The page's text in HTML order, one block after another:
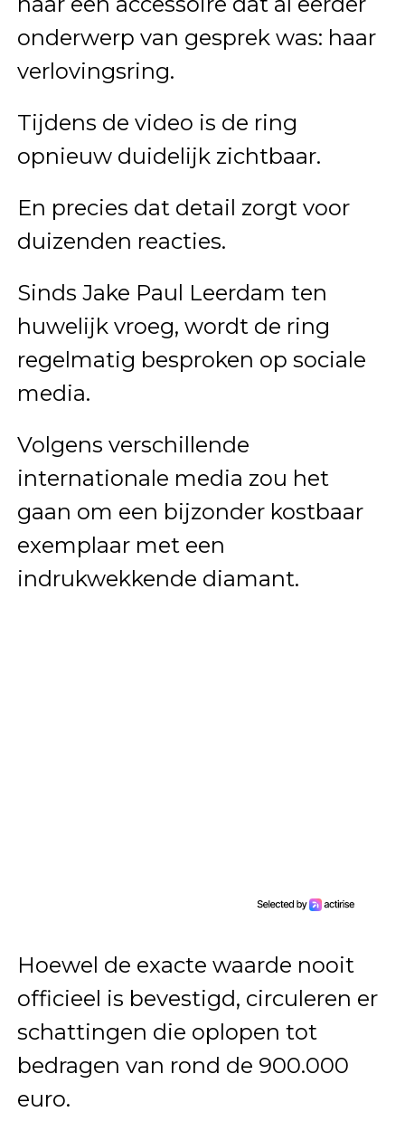
onderwerp van gesprek was: haar
verlovingsring.
Tijdens de video is de ring
opnieuw duidelijk zichtbaar.
En precies dat detail zorgt voor
duizenden reacties.
Sinds Jake Paul Leerdam ten
huwelijk vroeg, wordt de ring
regelmatig besproken op sociale
media.
Volgens verschillende
internationale media zou het
gaan om een bijzonder kostbaar
exemplaar met een
indrukwekkende diamant.
Hoewel de exacte waarde nooit
officieel is bevestigd, circuleren er
schattingen die oplopen tot
bedragen van rond de 900.000
euro.